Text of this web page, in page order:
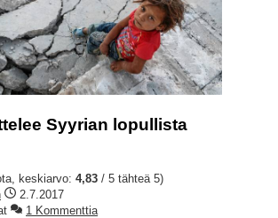
Syyrian lopullista
keskiarvo: 4,83 / 5 tähteä 5)
2.7.2017
1 Kommenttia